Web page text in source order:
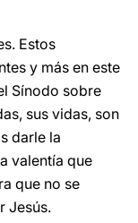
Estos
y más en este
Sínodo sobre
sus vidas, son
darle la
valentía que
que no se
Jesús.